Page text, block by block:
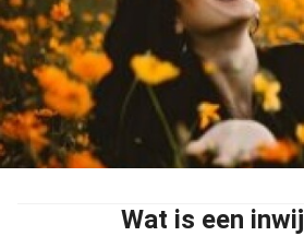
Wat is een